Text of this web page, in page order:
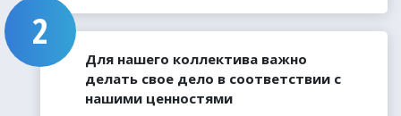
Для нашего коллектива важно
делать свое дело в соответствии с
нашими ценностями